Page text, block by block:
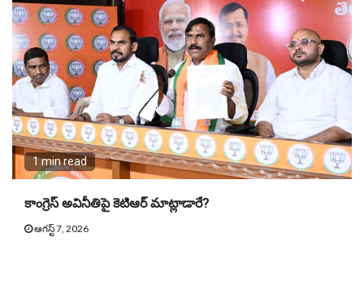
1 min read
కాంగ్రెస్ అవినీతిపై కెటిఆర్ మాట్లాడారే?
ఆగస్ట్ 7, 2026